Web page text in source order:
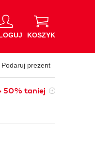
KOSZYK
Podaruj prezent
50% taniej